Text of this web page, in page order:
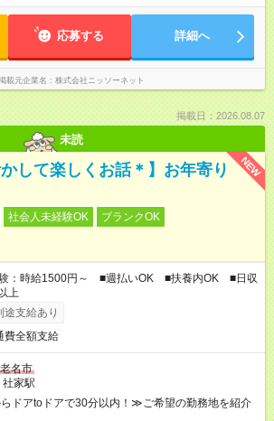
応募する 詳細へ
載元企業名 株式会社ニッソーネット
掲載日：2026.08.07
未読
NEW
かして楽しくお話＊】お年寄り
社会人未経験OK
ブランクOK
：時給1500円～ ■週払いOK ■扶養内OK ■日収
上
途支給あり
費全額支給
名市
社家駅
ドアtoドアで30分以内！≫ご希望の勤務地を紹介